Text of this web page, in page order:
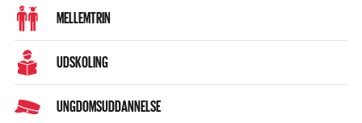
MELLEMTRIN
UDSKOLING
UNGDOMSUDDANNELSE